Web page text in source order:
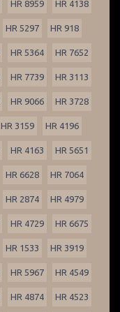
HR 8959 HR 4138
HR 5297 HR 918
HR 5364 HR 7652
HR 7739 HR 3113
HR 9066 HR 3728
HR 3159 HR 4196
HR 4163 HR 5651
HR 6628 HR 7064
HR 2874 HR 4979
HR 4729 HR 6675
HR 1533 HR 3919
HR 5967 HR 4549
HR 4874 HR 4523